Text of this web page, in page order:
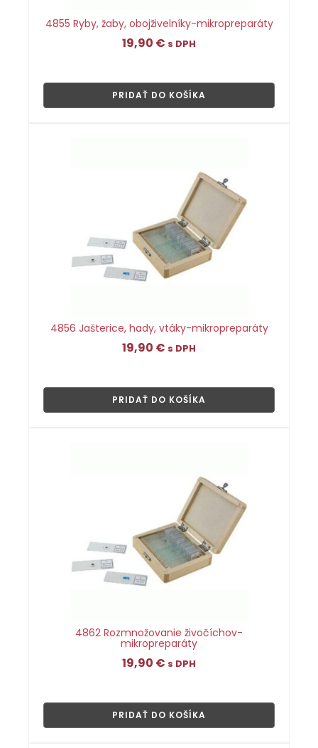
4855 Ryby, žaby, obojživelníky-mikropreparáty
19,90 € s DPH
PRIDAŤ DO KOŠÍKA
4856 Jašterice, hady, vtáky-mikropreparáty
19,90 € s DPH
PRIDAŤ DO KOŠÍKA
4862 Rozmnožovanie živočíchov-
mikropreparáty
19,90 € s DPH
PRIDAŤ DO KOŠÍKA